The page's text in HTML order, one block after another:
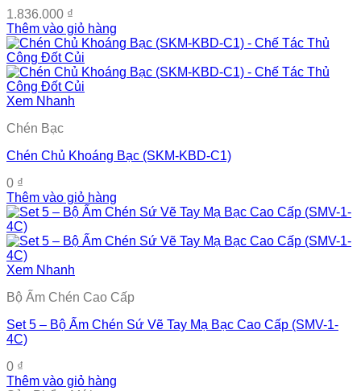
1.836.000 ₫
Thêm vào giỏ hàng
Xem Nhanh
Chén Bạc
Chén Chủ Khoáng Bạc (SKM-KBD-C1)
0 ₫
Thêm vào giỏ hàng
Xem Nhanh
Bộ Ấm Chén Cao Cấp
Set 5 – Bộ Ấm Chén Sứ Vẽ Tay Mạ Bạc Cao Cấp (SMV-1-
4C)
0 ₫
Thêm vào giỏ hàng